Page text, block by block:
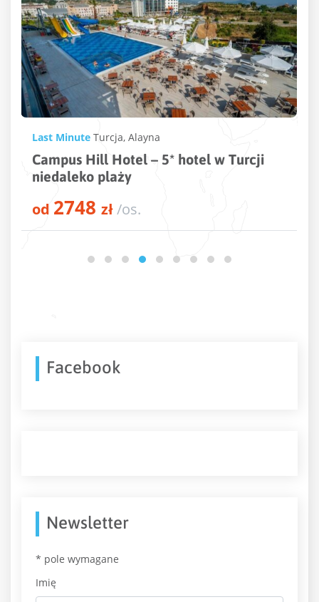
Last Minute Turcja,Payallar
Xoria Deluxe – 5* hotel w kształcie
półkola niedaleko Alanyi
od3211zł/os.
Facebook
Newsletter
* pole wymagane
Imię